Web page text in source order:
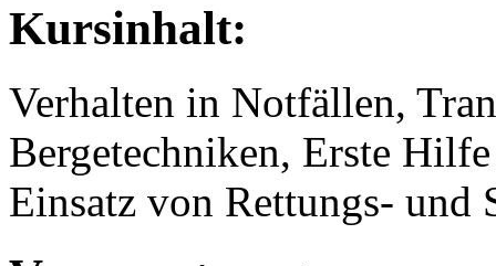
Kursinhalt:
Verhalten in Notfällen,
Bergetechniken, Erste
Einsatz von Rettungs- und